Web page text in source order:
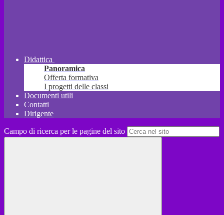
Didattica
Panoramica
Offerta formativa
I progetti delle classi
Documenti utili
Contatti
Dirigente
Campo di ricerca per le pagine del sito